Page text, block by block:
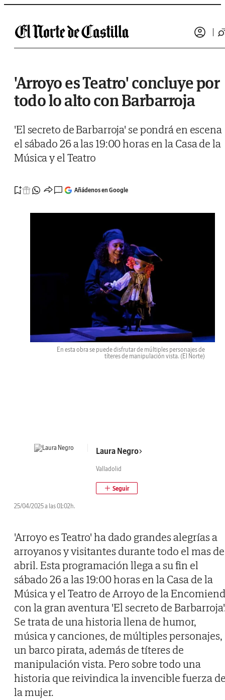
Saltar al contenido
'Arroyo es Teatro' concluye por
todo lo alto con Barbarroja
'El secreto de Barbarroja' se pondrá en escena
el sábado 26 a las 19:00 horas en la Casa de la
Música y el Teatro
Añádenos en Google
En esta obra se puede disfrutar de múltiples personajes de
títeres de manipulación vista. (El Norte)
Laura Negro
Valladolid
25/04/2025 a las 01:02h.
'Arroyo es Teatro' ha dado grandes alegrías a
arroyanos y visitantes durante todo el mas de
abril. Esta programación llega a su fin el
sábado 26 a las 19:00 horas en la Casa de la
Música y el Teatro de Arroyo de la
con la gran aventura 'El secreto de
Se trata de una historia llena de humor,
música y canciones, de múltiples personajes,
un barco pirata, además de títeres de
manipulación vista. Pero sobre todo una
historia que reivindica la invencible fuerza
la mujer.